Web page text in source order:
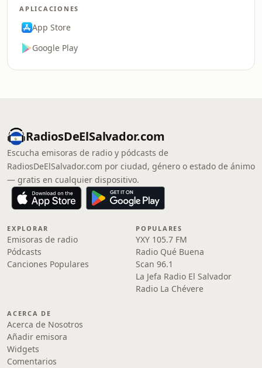
APLICACIONES
App Store
Google Play
RadiosDeElSalvador.com
Escucha emisoras de radio y pódcasts de
RadiosDeElSalvador.com por ciudad, género o estado de ánimo
— gratis en cualquier dispositivo.
EXPLORAR
Emisoras de radio
Pódcasts
Canciones Populares
POPULARES
YXY 105.7 FM
Radio Qué Buena
Scan 96.1
La Jefa Radio El Salvador
Radio La Chévere
ACERCA DE
Acerca de Nosotros
Añadir emisora
Widgets
Comentarios